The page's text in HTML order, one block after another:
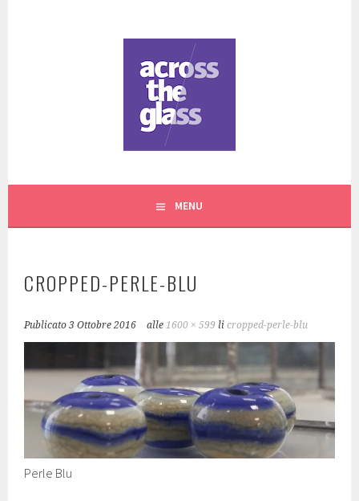
ACROSS THE GLASS
MENU
CROPPED-PERLE-BLU
Publicato3 Ottobre 2016 alle1600 × 599 licropped-perle-blu
Perle Blu